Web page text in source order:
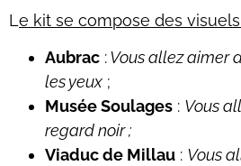
Le kit se compose des
Aubrac :Vous allez aimer
les yeux ;
Musée Soulages : Vous
regard noir ;
Viaduc de Millau : Vous